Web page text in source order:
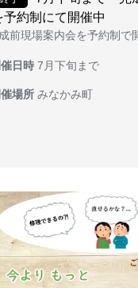
予約制にて開催中
前現場案内会を予約制で
日時 7月下旬まで
場所 みなかみ町